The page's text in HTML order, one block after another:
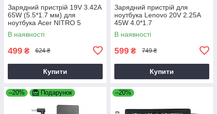
Зарядний пристрій 19V 3.42A
65W (5.5*1.7 мм) для
ноутбука Acer NITRO 5
AN515-31 65
В наявності
499 ₴ 624 ₴
Купити
Зарядний пристрій для
ноутбука Lenovo 20V 2.25A
45W 4.0*1.7
В наявності
599 ₴ 749 ₴
Купити
–20% Подарунок –20%